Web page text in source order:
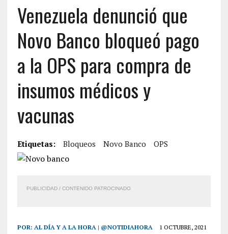
Venezuela denunció que
Novo Banco bloqueó pago
a la OPS para compra de
insumos médicos y
vacunas
Etiquetas: Bloqueos Novo Banco OPS
PUBLICIDAD / CONTENIDO PATROCINADO
POR: AL DÍA Y A LA HORA | @NOTIDIAHORA 1 OCTUBRE, 2021